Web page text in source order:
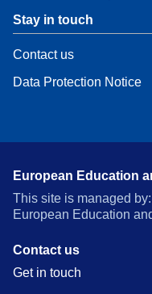
Stay in touch
Contact us
Data Protection Notice
European Education
This site is managed by:
European Education
Contact us
Get in touch